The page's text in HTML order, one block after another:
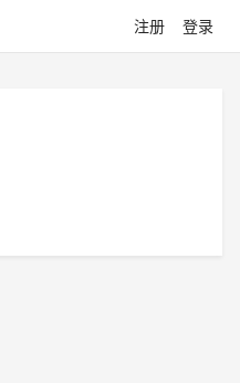
注册 登录